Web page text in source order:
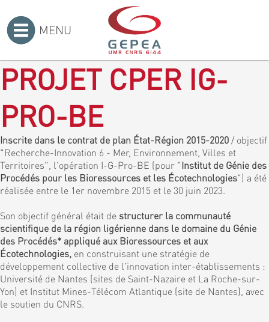
MENU
PROJET CPER IG-
PRO-BE
Inscrite dans le contrat de plan État-Région 2015-2020 / objectif
"Recherche-Innovation 6 - Mer, Environnement, Villes et
Territoires", l'opération I-G-Pro-BE (pour "Institut de Génie des
Procédés pour les Bioressources et les Écotechnologies") a été
réalisée entre le 1er novembre 2015 et le 30 juin 2023.
Son objectif général était de structurer la communauté
scientifique de la région ligérienne dans le domaine du Génie
des Procédés* appliqué aux Bioressources et aux
Écotechnologies, en construisant une stratégie de
développement collective de l'innovation inter-établissements :
Université de Nantes (sites de Saint-Nazaire et La Roche-sur-
Yon) et Institut Mines-Télécom Atlantique (site de Nantes), avec
le soutien du CNRS.